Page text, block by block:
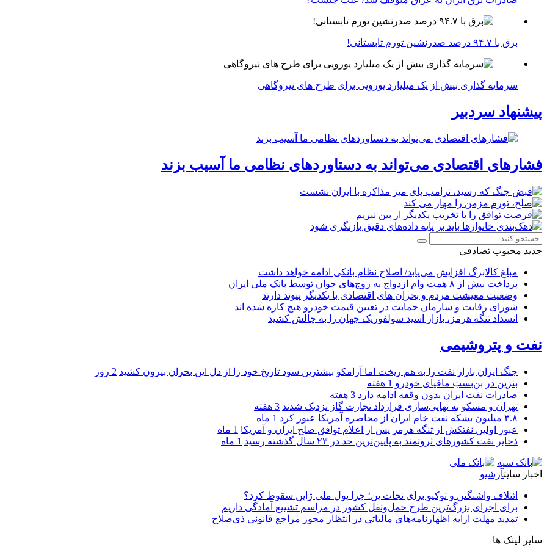
برق با ۹۴.۷ درصد صدرنشین تورم تابستانی!
سرمایه گذاری بیش از یک میلیارد یورویی برای طرح های نیروگاهی
پیشنهاد سردبیر
فشارهای اقتصادی می‌تواند به دستاوردهای نظامی ما آسیب بزند
جدید محبوب تصادفی
مبلغ کالابرگ افزایش می‌یابد/ اصلاح نظام بانکی ادامه خواهد داشت
پرداخت بیش از ۸ همت وام ازدواج به زوج‌های جوان توسط بانک ملی ایران
وضعیت معیشت مردم و بحران های اقتصادی با یکدیگر پیوند دارند
شورای رقابت و سازمان حمایت در تعیین قیمت خودرو هیچ کاره شده اند
انسداد تنگه هرمز، بازار اسید سولفوریک جهان را به چالش کشید
نفت و پتروشیمی
جنگ ایران بازار نفت را به هم ریخت اما آرامکو بیشترین سود تاریخ خود را از دل این بحران بیرون کشید 2 روز
بنزین در بن‌بستِ مافیای خودرو 1 هفته
صادرات نفت ایران بدون وقفه ادامه دارد 3 هفته
تهران و مسکو به نهایی‌سازی قرارداد تجارت گاز نزدیک شدند 3 هفته
۳.۸ میلیون بشکه نفت خام ایران از محاصره آمریکا عبور کرد
1 ماه
عبور اولین نفتکش از تنگه هرمز پس از اعلام توافق صلح ایران و آمریکا 1 ماه
ذخایر نفت کشورهای ثروتمند به پایین‌ترین حد در ۲۳ سال گذشته رسید
1 ماه
اخبار سایتآرشیو
ائتلاف واشنگتن و توکیو برای نجات ین؛ چرا پول ملی ژاپن سقوط کرد؟
برای اجرای بزرگ‌ترین طرح حمل‌ونقل کشور در مراسم تشییع آمادگی داریم
تمدید مهلت ارایه اظهارنامه‌های مالیاتی در انتظار مجوز مراجع قانونی ذی‌‏صلاح
سایر لینک ها